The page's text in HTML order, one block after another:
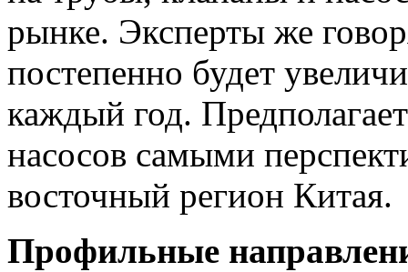
рынке. Эксперты же
постепенно будет
каждый год.
насосов самыми
восточный регион Китая.
Профильные